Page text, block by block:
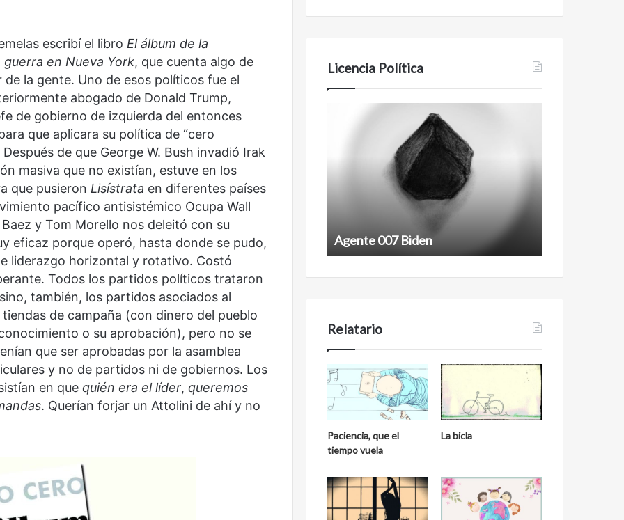
escribí el libro El álbum de la
en Nueva York, que cuenta algo de
la gente. Uno de esos políticos fue el
abogado de Donald Trump,
de gobierno de izquierda del entonces
que aplicara su política de “cero
de que George W. Bush invadió Irak
masiva que no existían, estuve en los
que pusieron Lisístrata en diferentes países
pacífico antisistémico Ocupa Wall
y Tom Morello nos deleitó con su
eficaz porque operó, hasta donde se pudo,
liderazgo horizontal y rotativo. Costó
Todos los partidos políticos trataron
también, los partidos asociados al
de campaña (con dinero del pueblo
o su aprobación), pero no se
que ser aprobadas por la asamblea
y no de partidos ni de gobiernos. Los
en que quién era el líder, queremos
. Querían forjar un Attolini de ahí y no
Licencia Política
Obradorista
Obradorista Agente 007 Biden
Relatario
Paciencia, que el
tiempo vuela
La bicla